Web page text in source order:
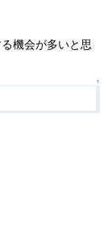
機会が多いと思
↑